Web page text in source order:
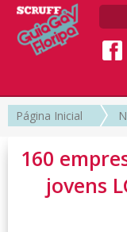
Página Inicial
160
jovens